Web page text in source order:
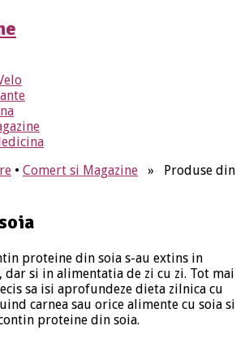
• Comert si Magazine » Produse din
proteine din soia s-au extins in
si in alimentatia de zi cu zi. Tot mai
sa isi aprofundeze dieta zilnica cu
carnea sau orice alimente cu soia si
proteine din soia.